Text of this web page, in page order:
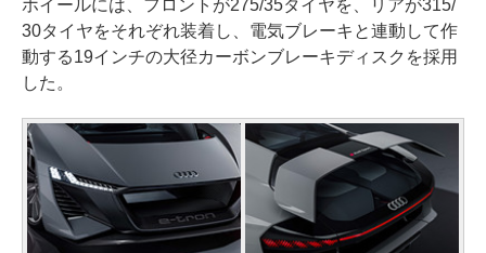
ホイールには、フロントが275/35タイヤを、リアが315/
30タイヤをそれぞれ装着し、電気ブレーキと連動して作
動する19インチの大径カーボンブレーキディスクを採用
した。